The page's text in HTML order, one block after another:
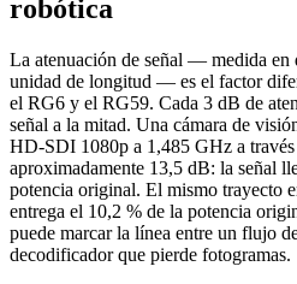
robótica
La atenuación de señal — medida
unidad de longitud — es el factor
el RG6 y el RG59. Cada 3 dB de
señal a la mitad. Una cámara de
HD-SDI 1080p a 1,485 GHz a
aproximadamente 13,5 dB: la señal
potencia original. El mismo trayecto
entrega el 10,2 % de la potencia
puede marcar la línea entre un flujo
decodificador que pierde fotogramas.